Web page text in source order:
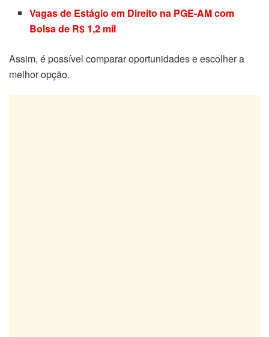
Vagas de Estágio em Direito na PGE-AM com
Bolsa de R$ 1,2 mil
Assim, é possível comparar oportunidades e escolher a
melhor opção.